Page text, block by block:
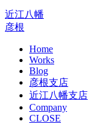
近江八幡
彦根
Home
Works
Blog
彦根支店
近江八幡支店
Company
CLOSE